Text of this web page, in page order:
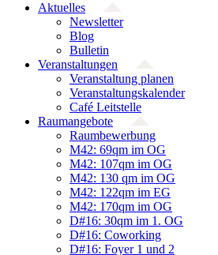
Aktuelles
Newsletter
Blog
Bulletin
Veranstaltungen
Veranstaltung planen
Veranstaltungskalender
Café Leitstelle
Raumangebote
Raumbewerbung
M42: 69qm im OG
M42: 107qm im OG
M42: 130 qm im OG
M42: 122qm im EG
M42: 170qm im OG
D#16: 30qm im 1. OG
D#16: Coworking
D#16: Foyer 1 und 2